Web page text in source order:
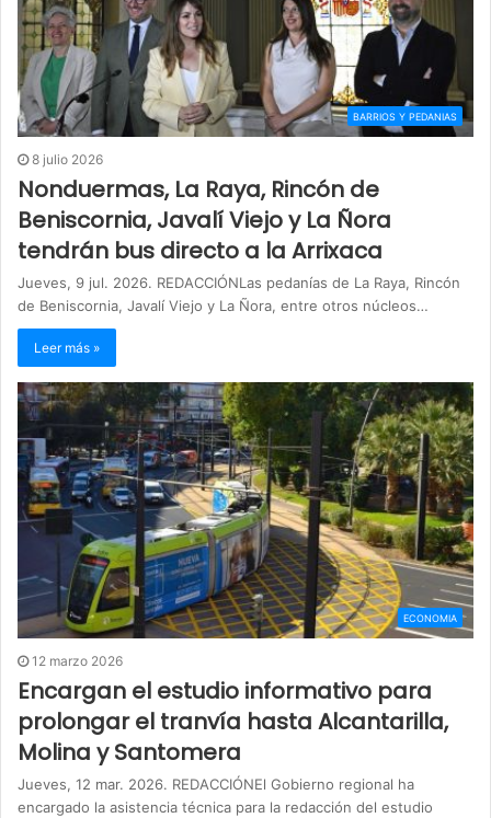
BARRIOS Y PEDANIAS
8 julio 2026
Nonduermas, La Raya, Rincón de
Beniscornia, Javalí Viejo y La Ñora
tendrán bus directo a la Arrixaca
Jueves, 9 jul. 2026. REDACCIÓNLas pedanías de La Raya, Rincón
de Beniscornia, Javalí Viejo y La Ñora, entre otros núcleos…
Leer más »
ECONOMIA
12 marzo 2026
Encargan el estudio informativo para
prolongar el tranvía hasta Alcantarilla,
Molina y Santomera
Jueves, 12 mar. 2026. REDACCIÓNEl Gobierno regional ha
encargado la asistencia técnica para la redacción del estudio